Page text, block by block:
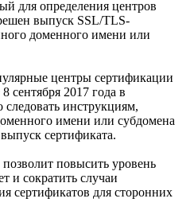
для определения центров
выпуск SSL/TLS-
доменного имени или
центры сертификации
сентября 2017 года в
следовать инструкциям,
имени или субдомена
сертификата.
повысить уровень
и сократить случаи
сертификатов для сторонних